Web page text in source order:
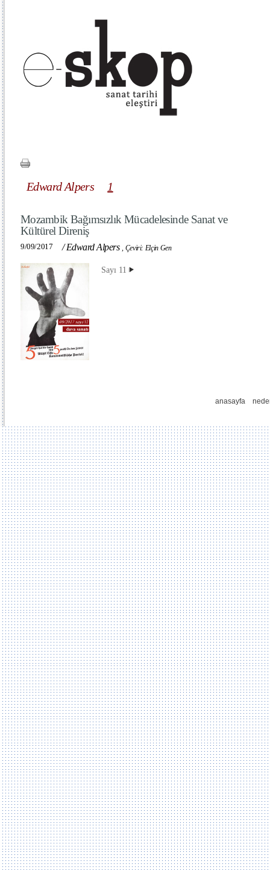
Edward Alpers 1
Mozambik Bağımsızlık Mücadelesinde Sanat ve
Kültürel Direniş
9/09/2017 /Edward Alpers , Çeviri: Elçin Gen
Sayı 11
anasayfa